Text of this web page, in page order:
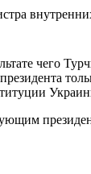
чего